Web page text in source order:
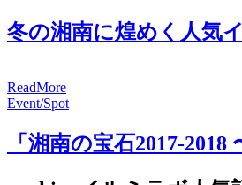
冬の湘南に煌めく人気
ReadMore
Event/Spot
「湘南の宝石2017-